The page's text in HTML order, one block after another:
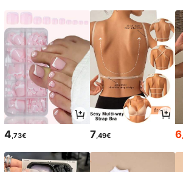
4 ,73€ 7 ,49€ 6